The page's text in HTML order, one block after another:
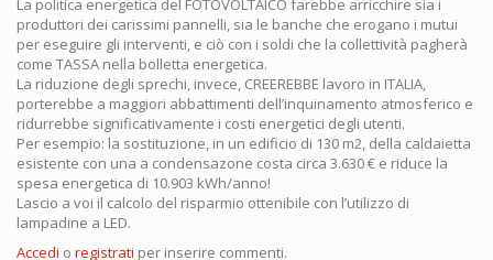
produttori dei carissimi pannelli, sia le banche che erogano i mutui
per eseguire gli interventi, e ciò con i soldi che la collettività pagherà
come TASSA nella bolletta energetica.
La riduzione degli sprechi, invece, CREEREBBE lavoro in ITALIA,
porterebbe a maggiori abbattimenti dell’inquinamento atmosferico e
ridurrebbe significativamente i costi energetici degli utenti.
Per esempio: la sostituzione, in un edificio di 130 m2, della caldaietta
esistente con una a condensazone costa circa 3.630 € e riduce la
spesa energetica di 10.903 kWh/anno!
Lascio a voi il calcolo del risparmio ottenibile con l’utilizzo di
lampadine a LED.
Accedi o registrati per inserire commenti.